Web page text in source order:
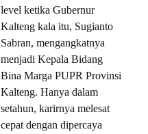
level ketika Gubernur
Kalteng kala itu, Sugianto
Sabran, mengangkatnya
menjadi Kepala Bidang
Bina Marga PUPR Provinsi
Kalteng. Hanya dalam
setahun, karirnya melesat
cepat dengan dipercaya